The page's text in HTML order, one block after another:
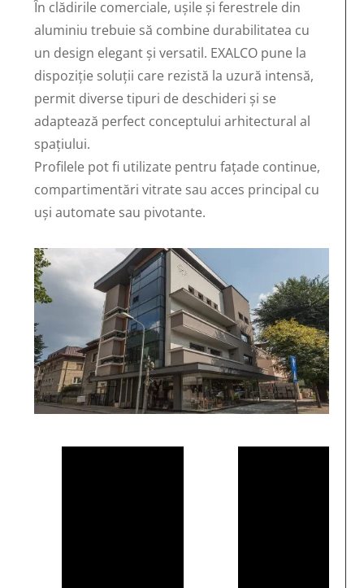
În clădirile comerciale, ușile și ferestrele din
aluminiu trebuie să combine durabilitatea cu
un design elegant și versatil. EXALCO pune la
dispoziție soluții care rezistă la uzură intensă,
permit diverse tipuri de deschideri și se
adaptează perfect conceptului arhitectural al
spațiului.
Profilele pot fi utilizate pentru fațade continue,
compartimentări vitrate sau acces principal cu
uși automate sau pivotante.